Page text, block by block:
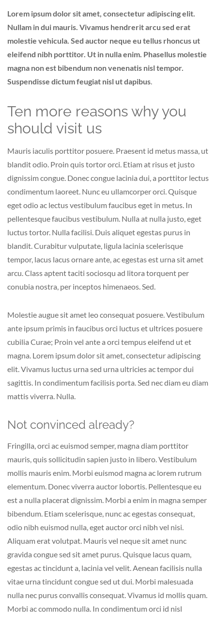
Lorem ipsum dolor sit amet, consectetur adipiscing elit.
Nullam in dui mauris. Vivamus hendrerit arcu sed erat
molestie vehicula. Sed auctor neque eu tellus rhoncus ut
eleifend nibh porttitor. Ut in nulla enim. Phasellus molestie
magna non est bibendum non venenatis nisl tempor.
Suspendisse dictum feugiat nisl ut dapibus.
Ten more reasons why you
should visit us
Mauris iaculis porttitor posuere. Praesent id metus massa, ut
blandit odio. Proin quis tortor orci. Etiam at risus et justo
dignissim congue. Donec congue lacinia dui, a porttitor lectus
condimentum laoreet. Nunc eu ullamcorper orci. Quisque
eget odio ac lectus vestibulum faucibus eget in metus. In
pellentesque faucibus vestibulum. Nulla at nulla justo, eget
luctus tortor. Nulla facilisi. Duis aliquet egestas purus in
blandit. Curabitur vulputate, ligula lacinia scelerisque
tempor, lacus lacus ornare ante, ac egestas est urna sit amet
arcu. Class aptent taciti sociosqu ad litora torquent per
conubia nostra, per inceptos himenaeos. Sed.
Molestie augue sit amet leo consequat posuere. Vestibulum
ante ipsum primis in faucibus orci luctus et ultrices posuere
cubilia Curae; Proin vel ante a orci tempus eleifend ut et
magna. Lorem ipsum dolor sit amet, consectetur adipiscing
elit. Vivamus luctus urna sed urna ultricies ac tempor dui
sagittis. In condimentum facilisis porta. Sed nec diam eu diam
mattis viverra. Nulla.
Not convinced already?
Fringilla, orci ac euismod semper, magna diam porttitor
mauris, quis sollicitudin sapien justo in libero. Vestibulum
mollis mauris enim. Morbi euismod magna ac lorem rutrum
elementum. Donec viverra auctor lobortis. Pellentesque eu
est a nulla placerat dignissim. Morbi a enim in magna semper
bibendum. Etiam scelerisque, nunc ac egestas consequat,
odio nibh euismod nulla, eget auctor orci nibh vel nisi.
Aliquam erat volutpat. Mauris vel neque sit amet nunc
gravida congue sed sit amet purus. Quisque lacus quam,
egestas ac tincidunt a, lacinia vel velit. Aenean facilisis nulla
vitae urna tincidunt congue sed ut dui. Morbi malesuada
nulla nec purus convallis consequat. Vivamus id mollis quam.
Morbi ac commodo nulla. In condimentum orci id nisl